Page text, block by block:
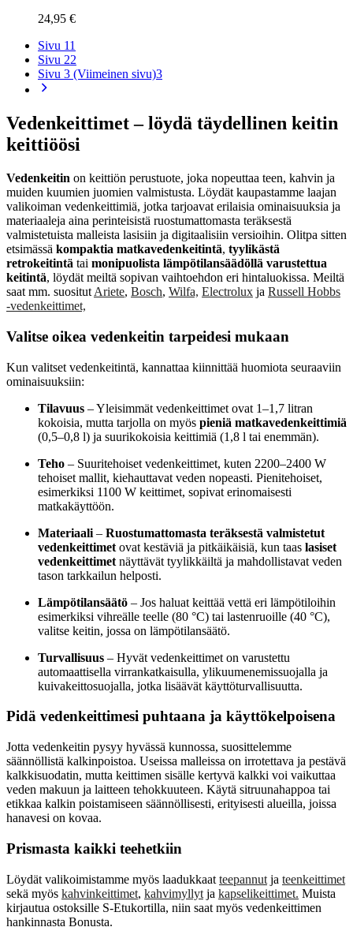
24,95 €
Sivu 11
Sivu 22
Sivu 3 (Viimeinen sivu)3
Vedenkeittimet – löydä täydellinen keitin
keittiöösi
Vedenkeitin on keittiön perustuote, joka nopeuttaa teen, kahvin ja
muiden kuumien juomien valmistusta. Löydät kaupastamme laajan
valikoiman vedenkeittimiä, jotka tarjoavat erilaisia ominaisuuksia ja
materiaaleja aina perinteisistä ruostumattomasta teräksestä
valmistetuista malleista lasisiin ja digitaalisiin versioihin. Olitpa sitten
etsimässä kompaktia matkavedenkeitintä, tyylikästä
retrokeitintä tai monipuolista lämpötilansäädöllä varustettua
keitintä, löydät meiltä sopivan vaihtoehdon eri hintaluokissa. Meiltä
saat mm. suositut Ariete, Bosch, Wilfa, Electrolux ja Russell Hobbs
-vedenkeittimet,
Valitse oikea vedenkeitin tarpeidesi mukaan
Kun valitset vedenkeitintä, kannattaa kiinnittää huomiota seuraaviin
ominaisuuksiin:
Tilavuus – Yleisimmät vedenkeittimet ovat 1–1,7 litran
kokoisia, mutta tarjolla on myös pieniä matkavedenkeittimiä
(0,5–0,8 l) ja suurikokoisia keittimiä (1,8 l tai enemmän).
Teho – Suuritehoiset vedenkeittimet, kuten 2200–2400 W
tehoiset mallit, kiehauttavat veden nopeasti. Pienitehoiset,
esimerkiksi 1100 W keittimet, sopivat erinomaisesti
matkakäyttöön.
Materiaali – Ruostumattomasta teräksestä valmistetut
vedenkeittimet ovat kestäviä ja pitkäikäisiä, kun taas lasiset
vedenkeittimet näyttävät tyylikkäiltä ja mahdollistavat veden
tason tarkkailun helposti.
Lämpötilansäätö – Jos haluat keittää vettä eri lämpötiloihin
esimerkiksi vihreälle teelle (80 °C) tai lastenruoille (40 °C),
valitse keitin, jossa on lämpötilansäätö.
Turvallisuus – Hyvät vedenkeittimet on varustettu
automaattisella virrankatkaisulla, ylikuumenemissuojalla ja
kuivakeittosuojalla, jotka lisäävät käyttöturvallisuutta.
Pidä vedenkeittimesi puhtaana ja käyttökelpoisena
Jotta vedenkeitin pysyy hyvässä kunnossa, suosittelemme
säännöllistä kalkinpoistoa. Useissa malleissa on irrotettava ja pestävä
kalkkisuodatin, mutta keittimen sisälle kertyvä kalkki voi vaikuttaa
veden makuun ja laitteen tehokkuuteen. Käytä sitruunahappoa tai
etikkaa kalkin poistamiseen säännöllisesti, erityisesti alueilla, joissa
hanavesi on kovaa.
Prismasta kaikki teehetkiin
Löydät valikoimistamme myös laadukkaat teepannut ja teenkeittimet
sekä myös kahvinkeittimet, kahvimyllyt ja kapselikeittimet. Muista
kirjautua ostoksille S-Etukortilla, niin saat myös vedenkeittimen
hankinnasta Bonusta.